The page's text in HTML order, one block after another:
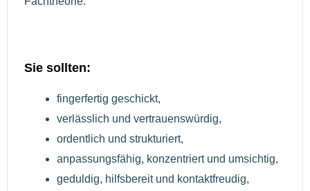
Sie sollten:
fingerfertig geschickt,
verlässlich und vertrauenswürdig,
ordentlich und strukturiert,
anpassungsfähig, konzentriert und umsichtig,
geduldig, hilfsbereit und kontaktfreudig,